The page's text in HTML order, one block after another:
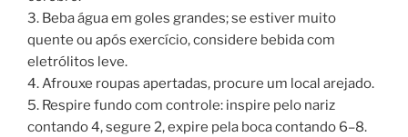
3. Beba água em goles grandes; se estiver muito
quente ou após exercício, considere bebida com
eletrólitos leve.
4. Afrouxe roupas apertadas, procure um local arejado.
5. Respire fundo com controle: inspire pelo nariz
contando 4, segure 2, expire pela boca contando 6–8.